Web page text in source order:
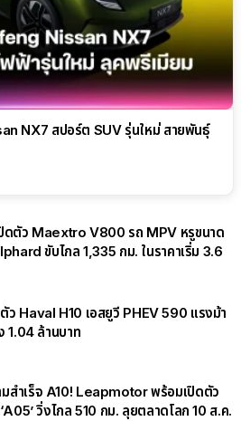
NX7 สปอร์ต SUV รุ่นใหม่ สายพันธุ์
ดตัว Maextro V800 รถ MPV หรูขนาด
ขับไกล 1,335 กม. ในราคาเริ่ม 3.6
ว Haval H10 เอสยูวี PHEV 590 แรงม้า
1.04 ล้านบาท
สำเร็จ A10! Leapmotor พร้อมเปิดตัว
วิ่งไกล 510 กม. ลุยตลาดโลก 10 ส.ค.